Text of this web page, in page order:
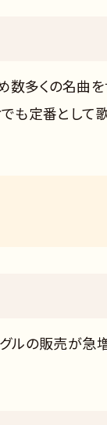
数多くの名曲
も定番として
ルの販売が急